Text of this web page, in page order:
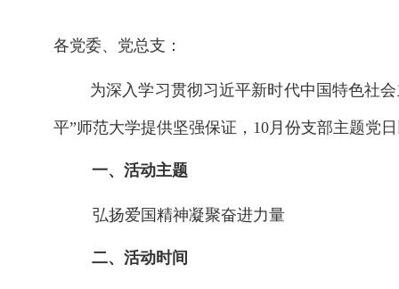
各党委、党总支：
为深入学习贯彻习近平新时代中国特色社会
平”师范大学提供坚强保证 ， 10月份支部主题党
一、 活动主题
弘扬爱国精神凝聚奋进力量
二、 活动时间